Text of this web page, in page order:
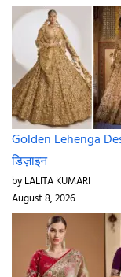
Golden Lehenga
डिज़ाइन
by LALITA KUMARI
August 8, 2026